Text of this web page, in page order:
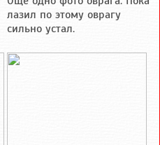
лазил по этому оврагу
сильно устал.